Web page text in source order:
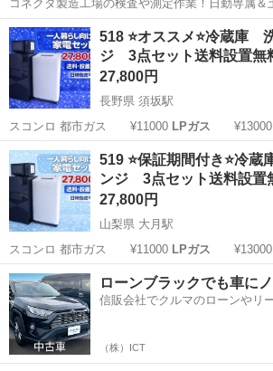
コネクタ製造工場の検査や測定作業！日勤専属＆
日128日★クリーンルーム内作業★マイカー通勤
★就業先食堂利用可！日払い制度あり！《茨城県常陸
工場のお仕事 ◇コネクタ製造工...
茨城 常陸大宮市 その他
518 ⭐️オススメ⭐️冷蔵庫
ジ 3点セット送料設置無
27,800円
長野県 須坂駅
スコンロ 都市ガス ¥11000 LPガス ¥13000
長野 須坂市 須坂駅 キッチン家電
519 ⭐️保証期間付き⭐️冷
ンジ 3点セット送料設置
27,800円
山梨県 大月駅
スコンロ 都市ガス ¥11000 LPガス ¥13000
山梨 北都留郡 大月駅 生活家電
ローンブラックでも車に
信販会社でクルマのローンやリ
（株）ICT